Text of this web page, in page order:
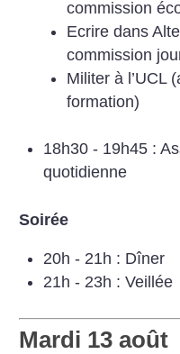
commission
Ecrire dans
commission
Militer à l’UCL
formation)
18h30 - 19h45 :
quotidienne
Soirée
20h - 21h : Dîner
21h - 23h : Veillée
Mardi 13 août